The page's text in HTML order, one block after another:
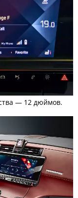
— 12 дюймов.